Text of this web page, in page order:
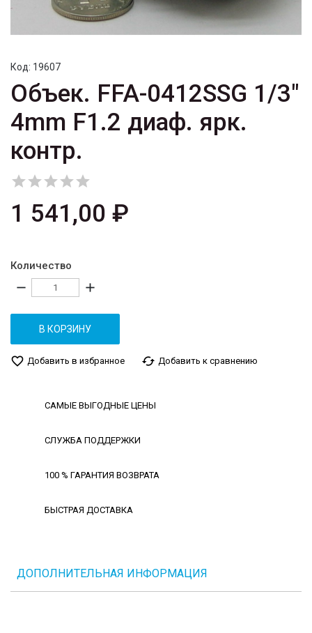
Код: 19607
Объек. FFA-0412SSG 1/3"
4mm F1.2 диаф. ярк.
контр.

1 541,00 ₽
Количество
remove add
В КОРЗИНУ
favorite_border Добавить в избранное cached Добавить к сравнению
САМЫЕ ВЫГОДНЫЕ ЦЕНЫ
СЛУЖБА ПОДДЕРЖКИ
100 % ГАРАНТИЯ ВОЗВРАТА
БЫСТРАЯ ДОСТАВКА
ДОПОЛНИТЕЛЬНАЯ ИНФОРМАЦИЯ